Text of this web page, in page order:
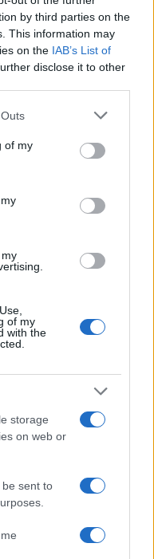
by third parties on the
This information may
on the IAB’s List of
disclose it to other
one or more Google
You may click to
its third-party tags to
in below Google
of my
of my
with the
storage
on web or
sent to
κράτος
- 19:50
ανταλλαγές: 47
Τι ισχύει για την
τα τέλη φοίτησης
φοιτητικής
Για ποιό διεξάγεται
των
απειλούν